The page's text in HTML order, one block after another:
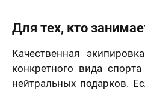
Для тех, кто
Качественная
конкретного вида
нейтральных подарков.